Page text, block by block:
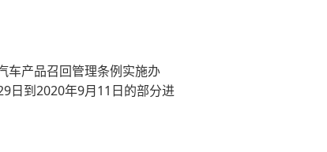
车产品召回管理条例实施办
日到2020年9月11日的部分进